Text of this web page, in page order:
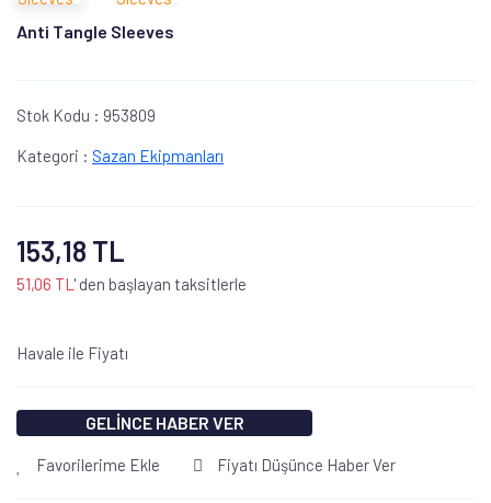
Anti Tangle Sleeves
Stok Kodu : 953809
Kategori : Sazan Ekipmanları
153,18 TL
51,06 TL ' den başlayan taksitlerle
Havale ile Fiyatı
GELİNCE HABER VER
Favorilerime Ekle Fiyatı Düşünce Haber Ver